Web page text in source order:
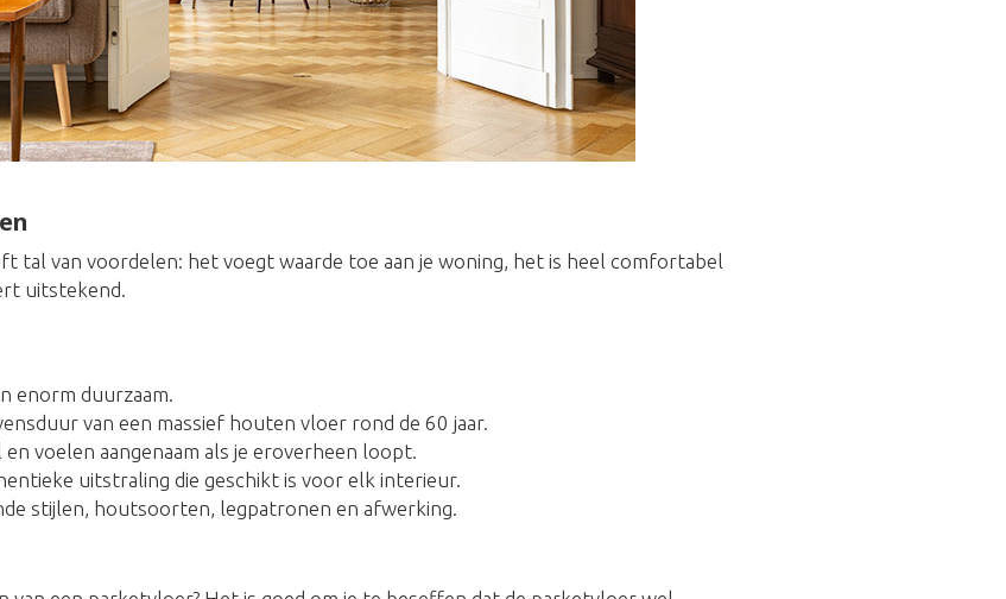
tal van voordelen: het voegt waarde toe aan je woning, het is heel comfortabel
uitstekend.
enorm duurzaam.
van een massief houten vloer rond de 60 jaar.
voelen aangenaam als je eroverheen loopt.
uitstraling die geschikt is voor elk interieur.
stijlen, houtsoorten, legpatronen en afwerking.